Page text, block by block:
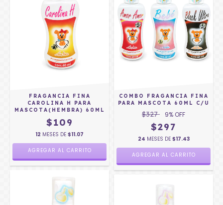
FRAGANCIA FINA
CAROLINA H PARA
MASCOTA(HEMBRA) 60ML
$109
12 MESES DE $11.07
COMBO FRAGANCIA FINA
PARA MASCOTA 60ML C/U
$327 9% OFF
$297
24 MESES DE $17.43
AGREGAR AL CARRITO